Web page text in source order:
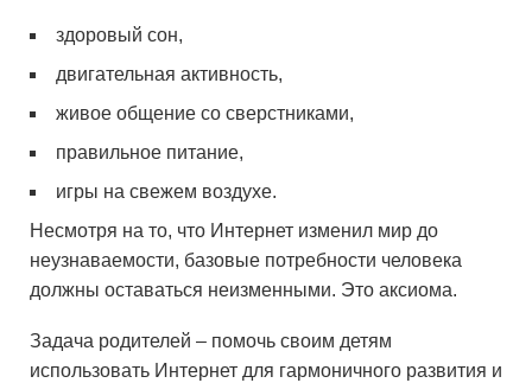
здоровый сон,
двигательная активность,
живое общение со сверстниками,
правильное питание,
игры на свежем воздухе.
Несмотря на то, что Интернет изменил мир до
неузнаваемости, базовые потребности человека
должны оставаться неизменными. Это аксиома.
Задача родителей – помочь своим детям
использовать Интернет для гармоничного развития и